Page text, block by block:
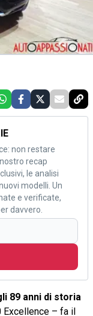
non restare
recap
le analisi
modelli. Un
e verificate,
davvero.
89 anni di storia
Excellence – fa il